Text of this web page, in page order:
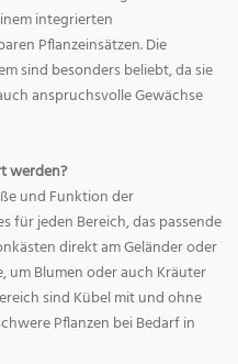
integrierten
Pflanzeinsätzen. Die
sind besonders beliebt, da sie
anspruchsvolle Gewächse
werden?
und Funktion der
für jeden Bereich, das passende
direkt am Geländer oder
um Blumen oder auch Kräuter
sind Kübel mit und ohne
Pflanzen bei Bedarf in